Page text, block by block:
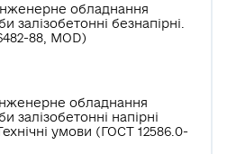
обладнання
залізобетонні безнапірні.
88, MOD)
обладнання
залізобетонні напірні
умови (ГОСТ 12586.0-